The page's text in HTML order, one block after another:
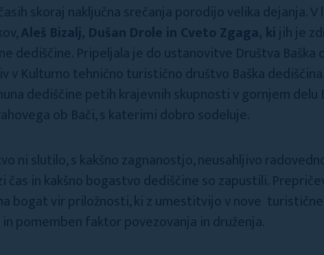
skoraj naključna srečanja porodijo velika dejanja. V
Aleš Bizalj, Dušan Drole in Cveto Zgaga, kijih je
dediščine. Pripeljala je do ustanovitve Društva Baška
v Kulturno tehnično turistično društvo Baška dediščina
dediščine petih krajevnih skupnosti v gornjem delu
ob Bači, s katerimi dobro sodeluje.
ni slutilo, s kakšno zagnanostjo, neusahljivo
čas in kakšno bogastvo dediščine so zapustili.
bogat vir priložnosti, ki z umestitvijo v nove
pomemben faktor povezovanja in druženja.